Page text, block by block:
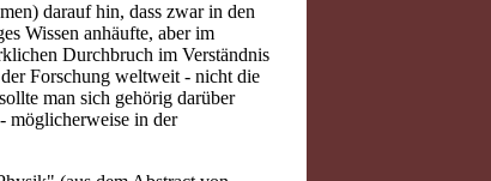
darauf hin, dass zwar in den
Wissen anhäufte, aber im
Durchbruch im Verständnis
Forschung weltweit - nicht die
man sich gehörig darüber
möglicherweise in der